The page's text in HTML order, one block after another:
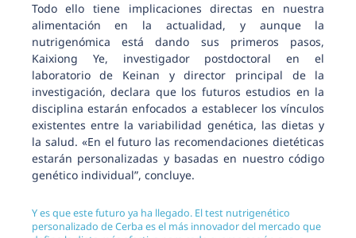
Todo ello tiene implicaciones directas en nuestra
alimentación en la actualidad, y aunque la
nutrigenómica está dando sus primeros pasos,
Kaixiong Ye, investigador postdoctoral en el
laboratorio de Keinan y director principal de la
investigación, declara que los futuros estudios en la
disciplina estarán enfocados a establecer los vínculos
existentes entre la variabilidad genética, las dietas y
la salud. «En el futuro las recomendaciones dietéticas
estarán personalizadas y basadas en nuestro código
genético individual”, concluye.
Y es que este futuro ya ha llegado. El test nutrigenético
personalizado de Cerba es el más innovador del mercado que